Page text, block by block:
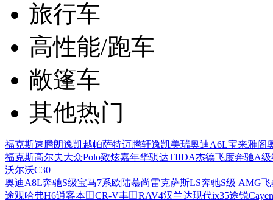
旅行车
高性能/跑车
敞篷车
其他热门
福克斯速腾朗逸凯越帕萨特迈腾轩逸凯美瑞奥迪A6L宝来雅阁
福克斯高尔夫大众Polo致炫嘉年华骐达TIIDA杰德飞度奔驰A级
沃尔沃C30
奥迪A8L奔驰S级宝马7系欧陆慕尚雷克萨斯LS奔驰S级 AMG飞
途观哈弗H6逍客本田CR-V丰田RAV4汉兰达现代ix35途锐